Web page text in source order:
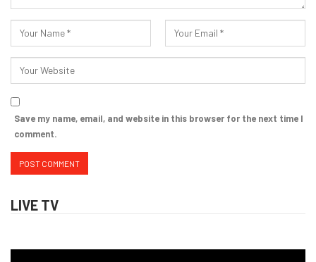
Save my name, email, and website in this browser for the next time I
comment.
LIVE TV